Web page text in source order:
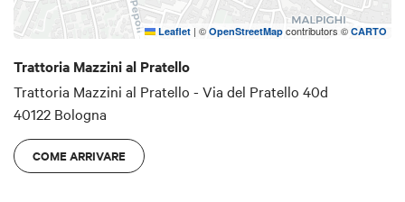
Leaflet | © OpenStreetMap contributors © CARTO
Trattoria Mazzini al Pratello
Trattoria Mazzini al Pratello - Via del Pratello 40d
40122 Bologna
COME ARRIVARE